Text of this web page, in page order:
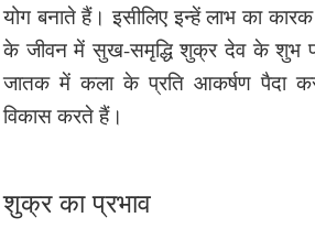
योग बनाते हैं। इसीलिए इन्हें लाभ का
के जीवन में सुख-समृद्धि शुक्र देव के शुभ
जातक में कला के प्रति आकर्षण पैदा
विकास करते हैं।
शुक्र का प्रभाव